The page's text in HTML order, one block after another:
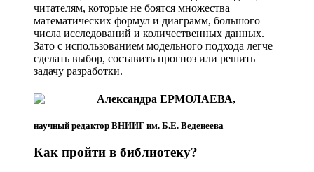
читателям, которые не боятся множества
математических формул и диаграмм, большого
числа исследований и количественных данных.
Зато с использованием модельного подхода легче
сделать выбор, составить прогноз или решить
задачу разработки.
Александра ЕРМОЛАЕВА,
научный редактор ВНИИГ им. Б.Е. Веденеева
Как пройти в библиотеку?